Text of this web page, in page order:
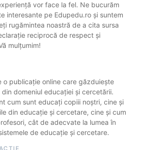
vor face la fel. Ne bucurăm
interesante pe Edupedu.ro și suntem
rugămintea noastră de a cita sursa
reciprocă de respect și
mulțumim!
o publicație online care găzduiește
domeniul educației și cercetării.
cum sunt educați copiii noștri, cine și
din educație și cercetare, cine și cum
cât de adecvate la lumea în
de educație și cercetare.